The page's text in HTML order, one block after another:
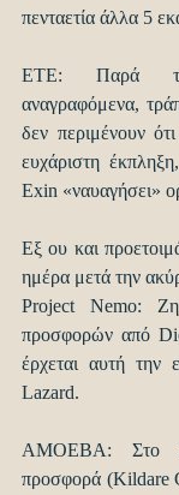
πενταετία άλλα 5
ΕΤΕ: Παρά τα
αναγραφόμενα,
δεν περιμένουν
ευχάριστη
Exin «ναυαγήσει»
Εξ ου και
ημέρα μετά την
Project Nemo:
προσφορών από
έρχεται αυτή την
Lazard.
AMOEBA: Στο
προσφορά (Kildare